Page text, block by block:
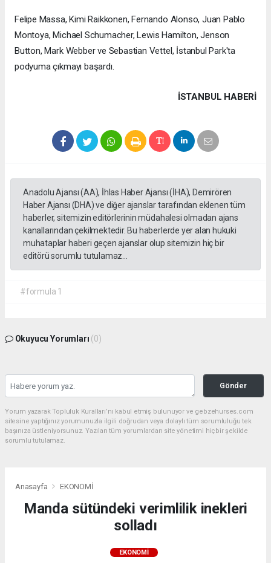
Felipe Massa, Kimi Raikkonen, Fernando Alonso, Juan Pablo
Montoya, Michael Schumacher, Lewis Hamilton, Jenson
Button, Mark Webber ve Sebastian Vettel, İstanbul Park'ta
podyuma çıkmayı başardı.
İSTANBUL HABERİ
Anadolu Ajansı (AA), İhlas Haber Ajansı (İHA), Demirören
Haber Ajansı (DHA) ve diğer ajanslar tarafından eklenen tüm
haberler, sitemizin editörlerinin müdahalesi olmadan ajans
kanallarından çekilmektedir. Bu haberlerde yer alan hukuki
muhataplar haberi geçen ajanslar olup sitemizin hiç bir
editörü sorumlu tutulamaz...
#formula 1
Okuyucu Yorumları (0)
Gönder
Yorum yazarak Topluluk Kuralları’nı kabul etmiş bulunuyor ve gebzehurses.com
sitesine yaptığınız yorumunuzla ilgili doğrudan veya dolaylı tüm sorumluluğu tek
başınıza üstleniyorsunuz. Yazılan tüm yorumlardan site yönetimi hiçbir şekilde
sorumlu tutulamaz.
Anasayfa EKONOMİ
Manda sütündeki verimlilik inekleri
solladı
EKONOMİ